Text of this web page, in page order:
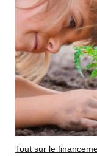
Tout sur le